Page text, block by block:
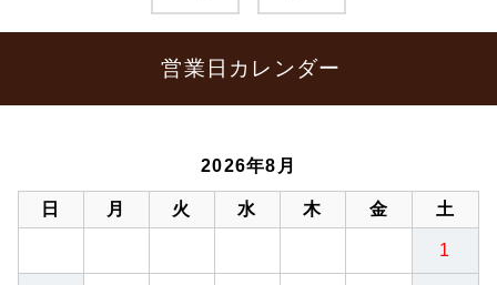
営業日カレンダー
2026年8月
日 月 火 水 木 金 土
1